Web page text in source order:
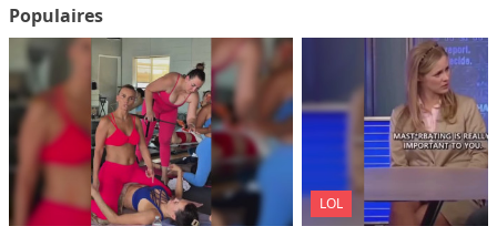
Populaires
LOL